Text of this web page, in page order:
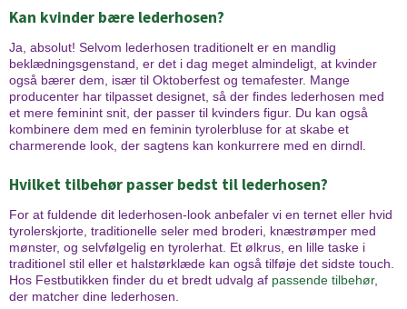
Kan kvinder bære lederhosen?
Ja, absolut! Selvom lederhosen traditionelt er en mandlig
beklædningsgenstand, er det i dag meget almindeligt, at kvinder
også bærer dem, især til Oktoberfest og temafester. Mange
producenter har tilpasset designet, så der findes lederhosen med
et mere feminint snit, der passer til kvinders figur. Du kan også
kombinere dem med en feminin tyrolerbluse for at skabe et
charmerende look, der sagtens kan konkurrere med en dirndl.
Hvilket tilbehør passer bedst til lederhosen?
For at fuldende dit lederhosen-look anbefaler vi en ternet eller hvid
tyrolerskjorte, traditionelle seler med broderi, knæstrømper med
mønster, og selvfølgelig en tyrolerhat. Et ølkrus, en lille taske i
traditionel stil eller et halstørklæde kan også tilføje det sidste touch.
Hos Festbutikken finder du et bredt udvalg af passende tilbehør,
der matcher dine lederhosen.